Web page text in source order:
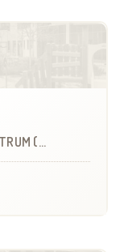
(WZC)